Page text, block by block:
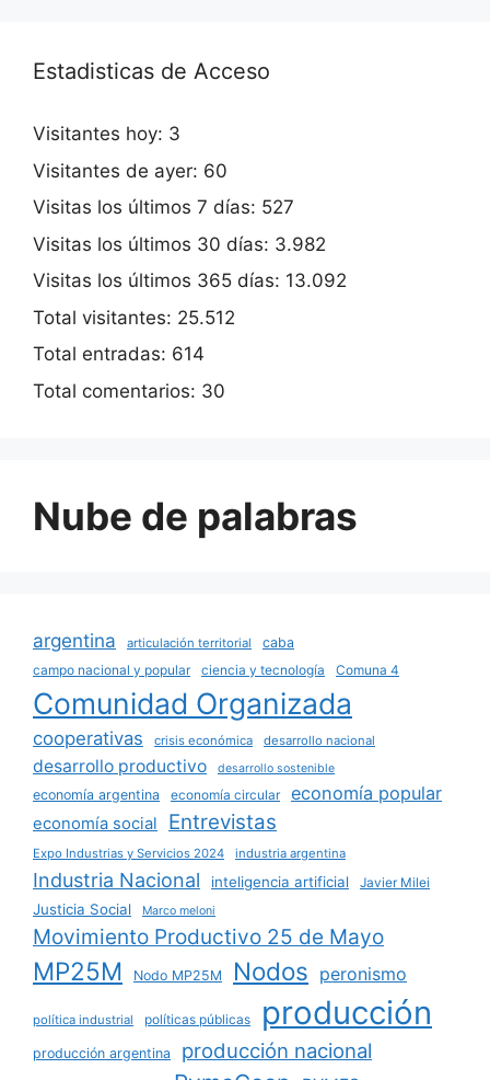
Estadisticas de Acceso
Visitantes hoy: 3
Visitantes de ayer: 60
Visitas los últimos 7 días: 527
Visitas los últimos 30 días: 3.982
Visitas los últimos 365 días: 13.092
Total visitantes: 25.512
Total entradas: 614
Total comentarios: 30
Nube de palabras
argentina articulación territorial
caba
campo nacional y popular
ciencia y tecnología Comuna 4
Comunidad Organizada
cooperativas crisis económica desarrollo nacional
desarrollo productivo desarrollo sostenible
economía argentina economía circular economía popular
economía social Entrevistas
Expo Industrias y Servicios 2024 industria argentina
Industria Nacional inteligencia artificial Javier Milei
Justicia Social Marco meloni
Movimiento Productivo 25 de Mayo
MP25M Nodo MP25M Nodos peronismo
política industrial políticas públicas producción
producción argentina producción nacional